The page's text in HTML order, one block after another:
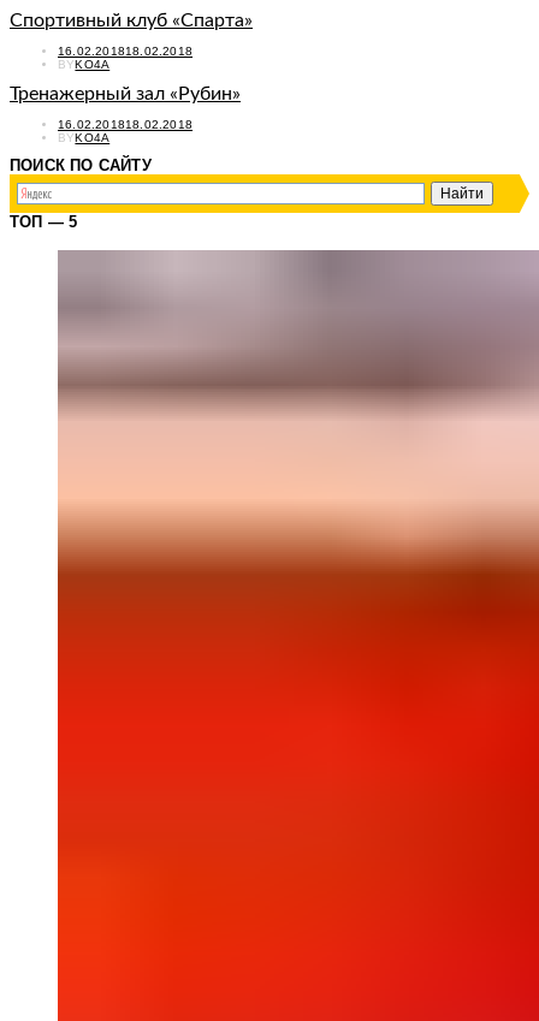
Спортивный клуб «Спарта»
POSTED
ON
16.02.201818.02.2018
BYKO4A
Тренажерный зал «Рубин»
POSTED
ON
16.02.201818.02.2018
BYKO4A
ПОИСК ПО САЙТУ
ТОП — 5